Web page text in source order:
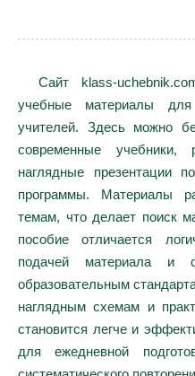
Сайт klass-
учебные материалы
учителей. Здесь можно
современные
наглядные презентации
программы. Материалы
темам, что делает поиск
пособие отличается
подачей материала и
образовательным
наглядным схемам и
становится легче и
для ежедневной